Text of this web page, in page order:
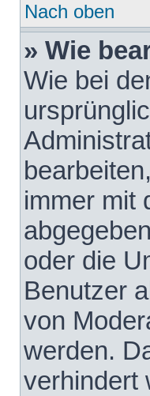
Nach oben
» Wie
Wie bei
immer mit
oder die
Benutzer
von
werden.
verhindert